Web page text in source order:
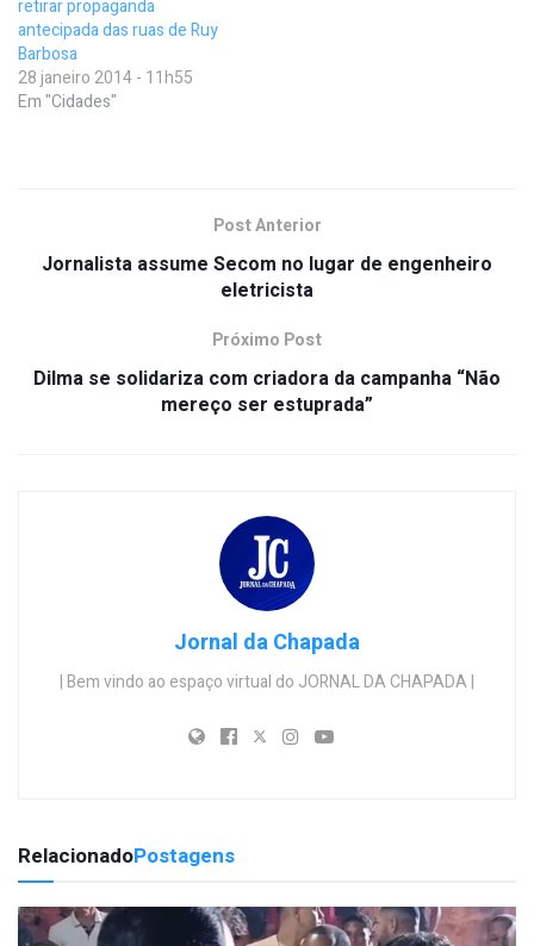
retirar propaganda
antecipada das ruas de Ruy
Barbosa
28 janeiro 2014 - 11h55
Em "Cidades"
Post Anterior
Jornalista assume Secom no lugar de engenheiro
eletricista
Próximo Post
Dilma se solidariza com criadora da campanha “Não
mereço ser estuprada”
Jornal da Chapada
| Bem vindo ao espaço virtual do JORNAL DA CHAPADA |
RelacionadoPostagens